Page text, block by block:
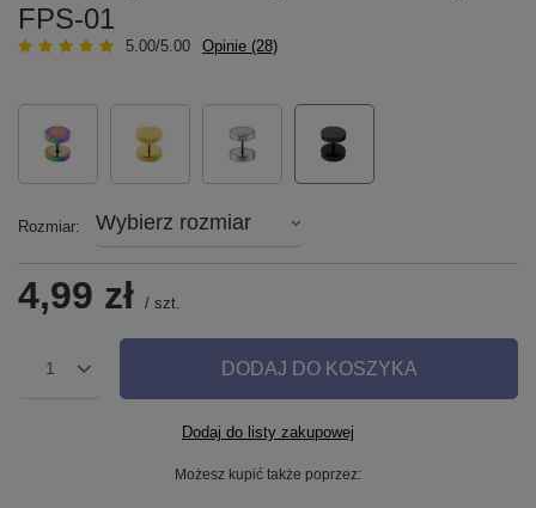
FPS-01
5.00/5.00 Opinie (28)
Rozmiar Wybierz rozmiar
4,99 zł / szt.
1 DODAJ DO KOSZYKA
Dodaj do listy zakupowej
Możesz kupić także poprzez: